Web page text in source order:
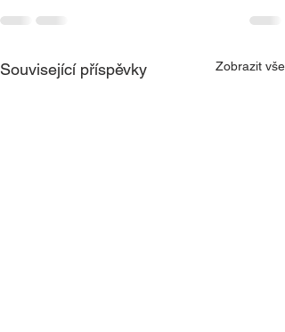
Související příspěvky Zobrazit vše